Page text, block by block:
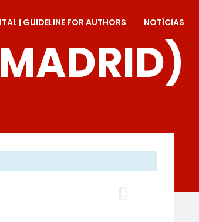
| GUIDELINE FOR AUTHORS NOTÍCIAS
Proximo